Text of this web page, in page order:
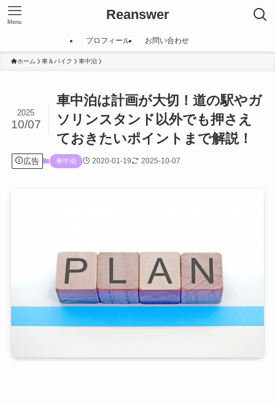
Reanswer
Menu
プロフィール お問い合わせ
ホーム 車＆バイク 車中泊
車中泊は計画が大切！道の駅やガ
ソリンスタンド以外でも押さえ
ておきたいポイントまで解説！
2025
10/07
広告 車中泊 2020-01-19 2025-10-07